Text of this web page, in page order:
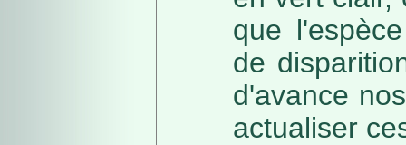
que
de
d'avance
actualiser